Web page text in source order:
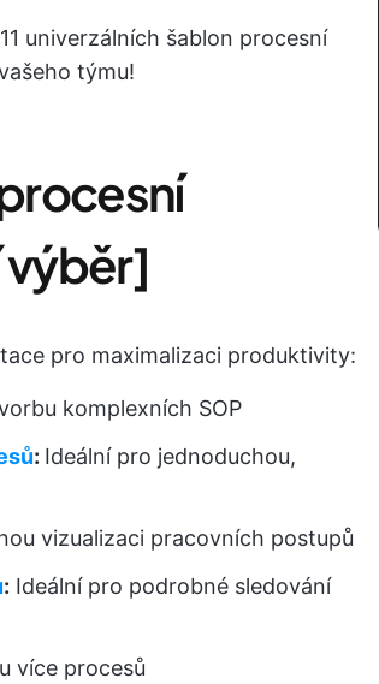
univerzálních šablon procesní
týmu!
pro maximalizaci produktivity:
komplexních SOP
: Ideální pro jednoduchou,
vizualizaci pracovních postupů
: Ideální pro podrobné sledování
více procesů